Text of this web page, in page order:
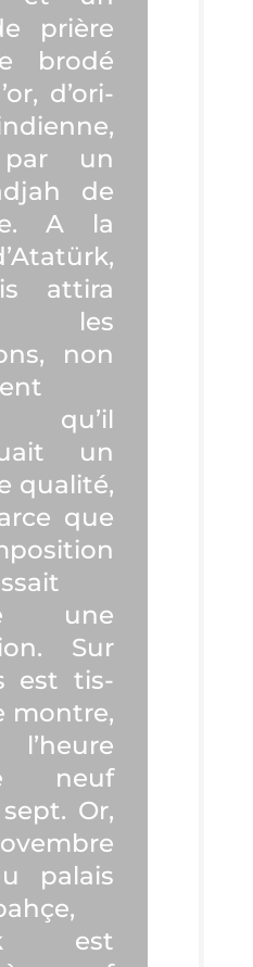
prière
bro­dé
d’o­ri­
un
de
A la
atti­ra
les
non
qu’il
un
qua­li­té,
que
une
Sur
est tis­
montre,
neuf
Or,
palais
est